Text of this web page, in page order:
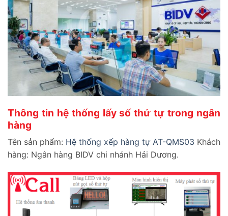
Thông tin hệ thống lấy số thứ tự trong ngân
hàng
Tên sản phẩm: Hệ thống xếp hàng tự AT-QMS03 Khách
hàng: Ngân hàng BIDV chi nhánh Hải Dương.